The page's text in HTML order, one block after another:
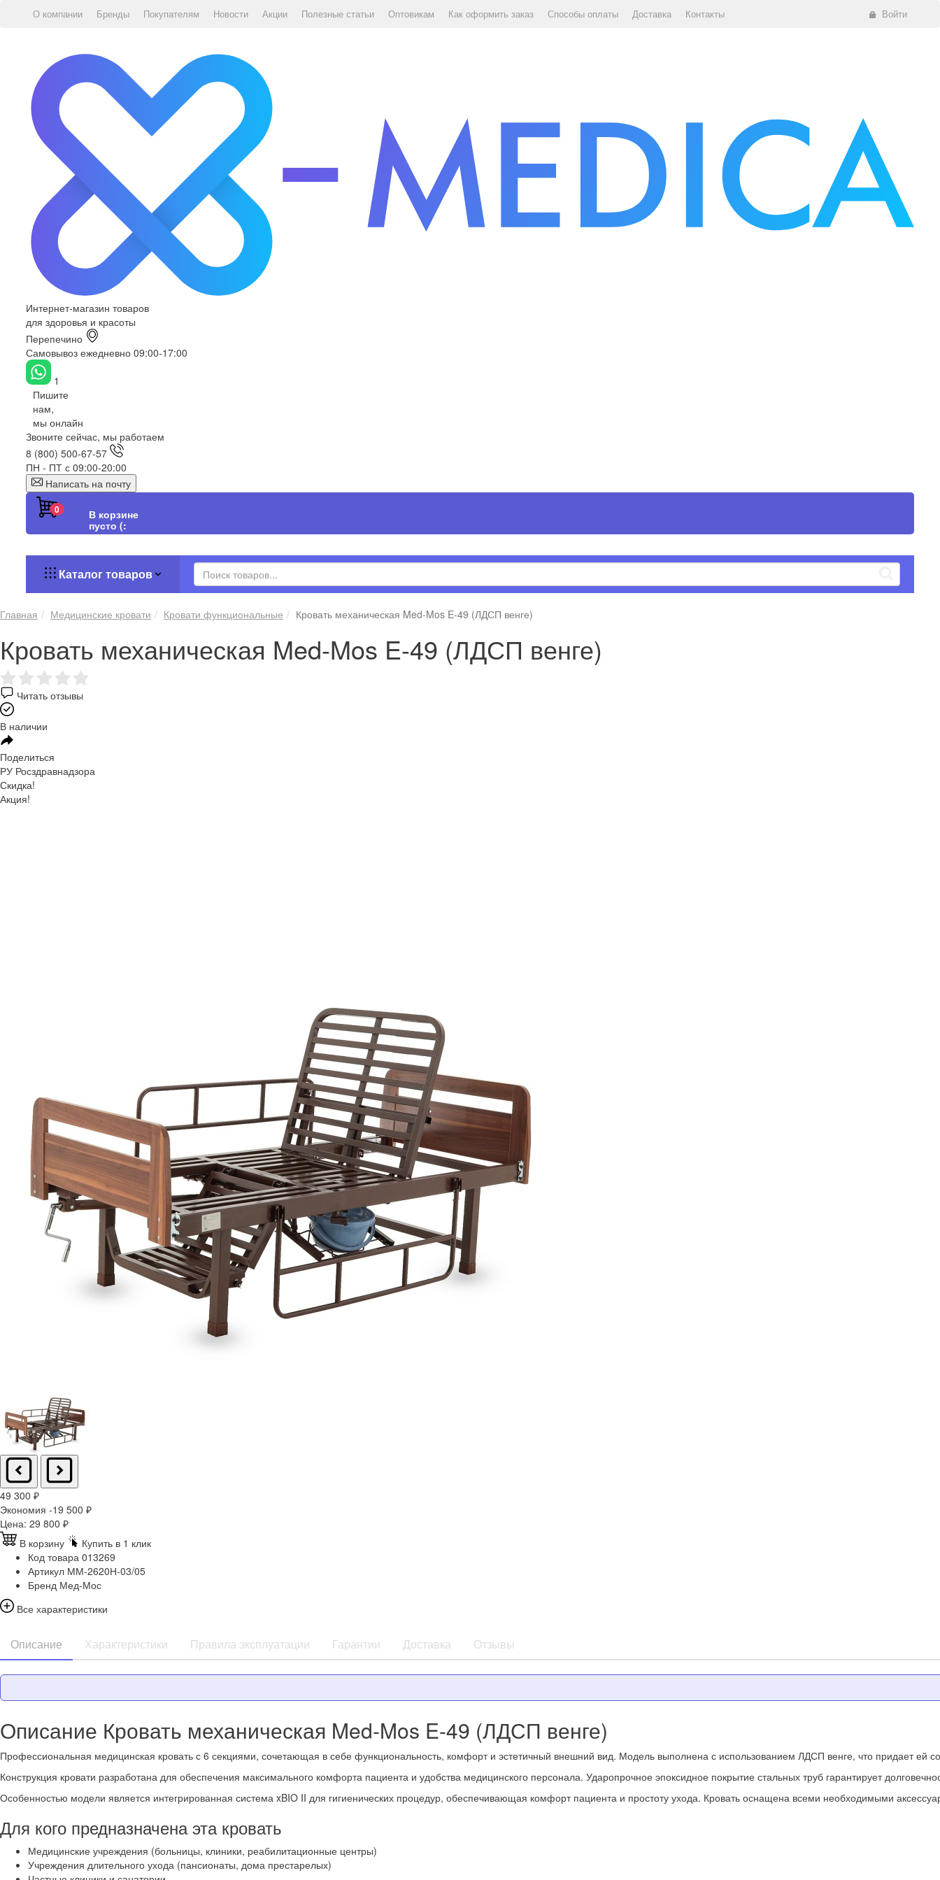
О компании Бренды Покупателям Новости Акции Полезные статьи Оптовикам Как оформить заказ Способы оплаты Доставка Контакты Войти
Интернет-магазин товаров
для здоровья и красоты
Перепечино
Самовывоз ежедневно 09:00-17:00
1
Пишите
нам,
мы онлайн
Звоните сейчас, мы работаем
8 (800) 500-67-57
ПН - ПТ с 09:00-20:00
Написать на почту
0
В корзине
пусто (:
Каталог товаров
Главная Медицинские кровати Кровати функциональные Кровать механическая Med-Mos E-49 (ЛДСП венге)
Кровать механическая Med-Mos E-49 (ЛДСП венге)
Читать отзывы
В наличии
Поделиться
РУ Росздравнадзора
Скидка!
Акция!
49 300 ₽
Экономия -19 500 ₽
Цена: 29 800 ₽
В корзину
Купить в 1 клик
Код товара 013269
Артикул ММ-2620Н-03/05
Бренд Мед-Мос
Все характеристики
Описание Характеристики Правила эксплуатации Гарантии Доставка Отзывы
Описание Кровать механическая Med-Mos E-49 (ЛДСП венге)
Профессиональная медицинская кровать с 6 секциями, сочетающая в себе функциональность, комфорт и эстетичный внешний вид. Модель выполнена с использованием ЛДСП венге, что придает ей
Конструкция кровати разработана для обеспечения максимального комфорта пациента и удобства медицинского персонала. Ударопрочное эпоксидное покрытие стальных труб гарантирует
Особенностью модели является интегрированная система xBIO II для гигиенических процедур, обеспечивающая комфорт пациента и простоту ухода. Кровать оснащена всеми необходимыми
Для кого предназначена эта кровать
Медицинские учреждения (больницы, клиники, реабилитационные центры)
Учреждения длительного ухода (пансионаты, дома престарелых)